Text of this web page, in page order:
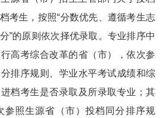
考生，按照“分数优先、遵循考生志
”的原则依次择优录取。专业排序中
高考综合改革的省（市），依次参
排序规则、学业水平考试成绩和综
档考生是否录取及所录取专业；其
参照生源省（市）投档同分排序规